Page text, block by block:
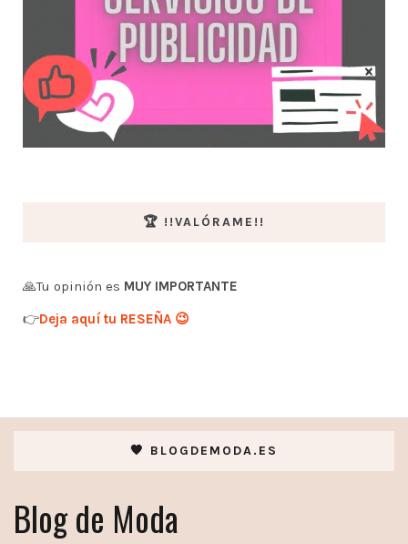
🏆 !!VALÓRAME!!
🙏Tu opinión es MUY IMPORTANTE
👉Deja aquí tu RESEÑA 😉
🧡 BLOGDEMODA.ES
Blog de Moda